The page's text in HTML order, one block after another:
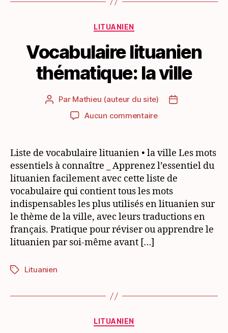
Catégories
LITUANIEN
Vocabulaire lituanien
thématique: la ville
Auteur
l’article
Par Mathieu (auteur du site)
Date
Aucun commentairesur
thématique:
la
ville
Liste de vocabulaire lituanien • la ville Les mots
essentiels à connaître _ Apprenez l’essentiel du
lituanien facilement avec cette liste de
vocabulaire qui contient tous les mots
indispensables les plus utilisés en lituanien sur
le thème de la ville, avec leurs traductions en
français. Pratique pour réviser ou apprendre le
lituanien par soi-même avant […]
Étiquettes
Lituanien
Catégories
LITUANIEN